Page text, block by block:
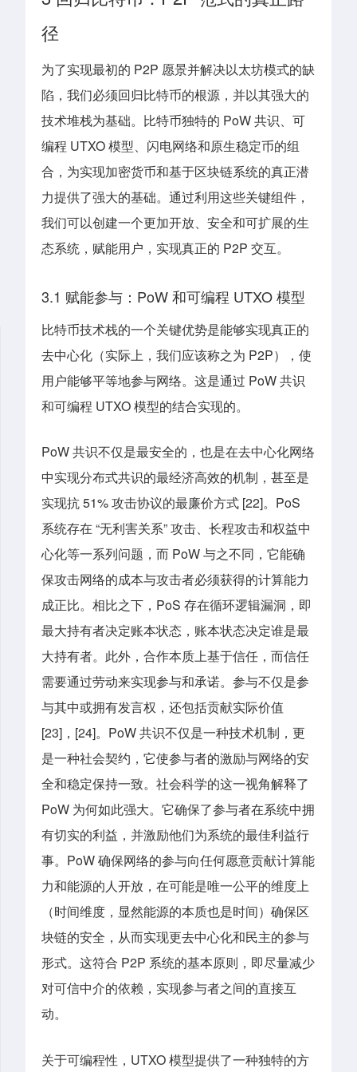
径
为了实现最初的 P2P 愿景并解决以太坊模式的缺
陷，我们必须回归比特币的根源，并以其强大的
技术堆栈为基础。比特币独特的 PoW 共识、可
编程 UTXO 模型、闪电网络和原生稳定币的组
合，为实现加密货币和基于区块链系统的真正潜
力提供了强大的基础。通过利用这些关键组件，
我们可以创建一个更加开放、安全和可扩展的生
态系统，赋能用户，实现真正的 P2P 交互。
3.1 赋能参与：PoW 和可编程 UTXO 模型
比特币技术栈的一个关键优势是能够实现真正的
去中心化（实际上，我们应该称之为 P2P），使
用户能够平等地参与网络。这是通过 PoW 共识
和可编程 UTXO 模型的结合实现的。
PoW 共识不仅是最安全的，也是在去中心化网络
中实现分布式共识的最经济高效的机制，甚至是
实现抗 51% 攻击协议的最廉价方式 [22]。PoS
系统存在 “无利害关系” 攻击、长程攻击和权益中
心化等一系列问题，而 PoW 与之不同，它能确
保攻击网络的成本与攻击者必须获得的计算能力
成正比。相比之下，PoS 存在循环逻辑漏洞，即
最大持有者决定账本状态，账本状态决定谁是最
大持有者。此外，合作本质上基于信任，而信任
需要通过劳动来实现参与和承诺。参与不仅是参
与其中或拥有发言权，还包括贡献实际价值
[23]，[24]。PoW 共识不仅是一种技术机制，更
是一种社会契约，它使参与者的激励与网络的安
全和稳定保持一致。社会科学的这一视角解释了
PoW 为何如此强大。它确保了参与者在系统中拥
有切实的利益，并激励他们为系统的最佳利益行
事。PoW 确保网络的参与向任何愿意贡献计算能
力和能源的人开放，在可能是唯一公平的维度上
（时间维度，显然能源的本质也是时间）确保区
块链的安全，从而实现更去中心化和民主的参与
形式。这符合 P2P 系统的基本原则，即尽量减少
对可信中介的依赖，实现参与者之间的直接互
动。
关于可编程性，UTXO 模型提供了一种独特的方